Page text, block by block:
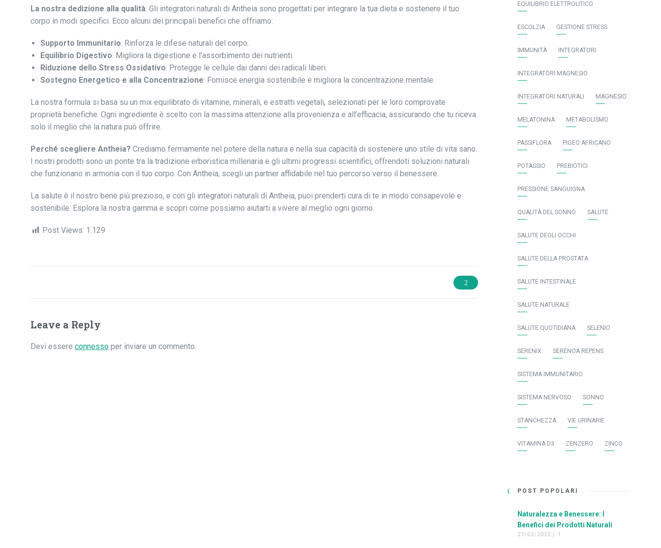
La nostra dedizione alla qualità: Gli integratori naturali di Antheia sono progettati per integrare la tua dieta e sostenere il tuo
corpo in modi specifici. Ecco alcuni dei principali benefici che offriamo:
Supporto Immunitario: Rinforza le difese naturali del corpo.
Equilibrio Digestivo: Migliora la digestione e l’assorbimento dei nutrienti.
Riduzione dello Stress Ossidativo: Protegge le cellule dai danni dei radicali liberi.
Sostegno Energetico e alla Concentrazione: Fornisce energia sostenibile e migliora la concentrazione mentale.
La nostra formula si basa su un mix equilibrato di vitamine, minerali, e estratti vegetali, selezionati per le loro comprovate
proprietà benefiche. Ogni ingrediente è scelto con la massima attenzione alla provenienza e all’efficacia, assicurando che tu riceva
solo il meglio che la natura può offrire.
Perché scegliere Antheia? Crediamo fermamente nel potere della natura e nella sua capacità di sostenere uno stile di vita sano.
I nostri prodotti sono un ponte tra la tradizione erboristica millenaria e gli ultimi progressi scientifici, offrendoti soluzioni naturali
che funzionano in armonia con il tuo corpo. Con Antheia, scegli un partner affidabile nel tuo percorso verso il benessere.
La salute è il nostro bene più prezioso, e con gli integratori naturali di Antheia, puoi prenderti cura di te in modo consapevole e
sostenibile. Esplora la nostra gamma e scopri come possiamo aiutarti a vivere al meglio ogni giorno.
Post Views: 1.129
Leave a Reply
Devi essere connesso per inviare un commento.
EQUILIBRIO ELETTROLITICO
ESCOLZIA GESTIONE STRESS
IMMUNITÀ INTEGRATORI
INTEGRATORI MAGNESIO
INTEGRATORI NATURALI MAGNESIO
MELATONINA METABOLISMO
PASSIFLORA PIGEO AFRICANO
POTASSIO PREBIOTICI
PRESSIONE SANGUIGNA
QUALITÀ DEL SONNO SALUTE
SALUTE DEGLI OCCHI
SALUTE DELLA PROSTATA
SALUTE INTESTINALE
SALUTE NATURALE
SALUTE QUOTIDIANA SELENIO
SERENIX SERENOA REPENS
SISTEMA IMMUNITARIO
SISTEMA NERVOSO SONNO
STANCHEZZA VIE URINARIE
VITAMINA D3 ZENZERO ZINCO
POST POPOLARI
Naturalezza e Benessere: I
Benefici dei Prodotti Naturali
27/02/2022 | 1